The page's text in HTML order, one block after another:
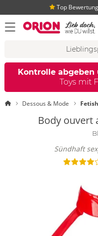
Top
Menü öffnen
Kontrolle abgeben
Toys mit
StartseiteDessous & Mode
Body ouvert
Sündhaft